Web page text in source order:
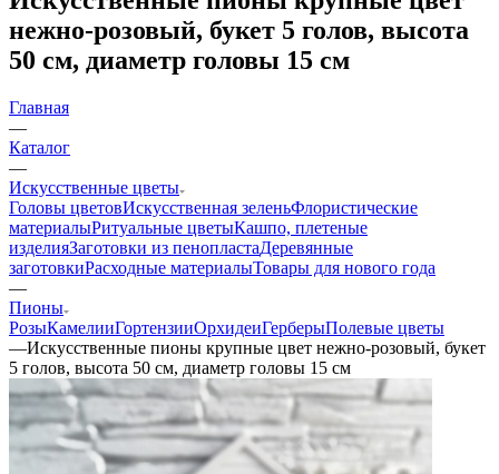
нежно-розовый, букет 5 голов, высота
50 см, диаметр головы 15 см
Главная
—
Каталог
—
Искусственные цветы
Головы цветовИскусственная зеленьФлористические
материалыРитуальные цветыКашпо, плетеные
изделияЗаготовки из пенопластаДеревянные
заготовкиРасходные материалыТовары для нового года
—
Пионы
РозыКамелииГортензииОрхидеиГерберыПолевые цветы
—Искусственные пионы крупные цвет нежно-розовый, букет
5 голов, высота 50 см, диаметр головы 15 см